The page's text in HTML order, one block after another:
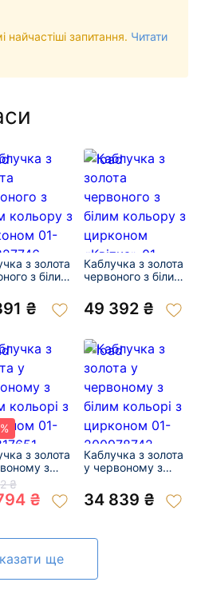
запитання. Читати
з золота
з білим
01-
₴
Каблучка з золота
червоного з білим
цирконом
«Квітка» 01-
49 392 ₴
з золота
з
з
01-
₴
₴
Каблучка з золота
у червоному з
цирконом 01-
200978742
34 839 ₴
ще